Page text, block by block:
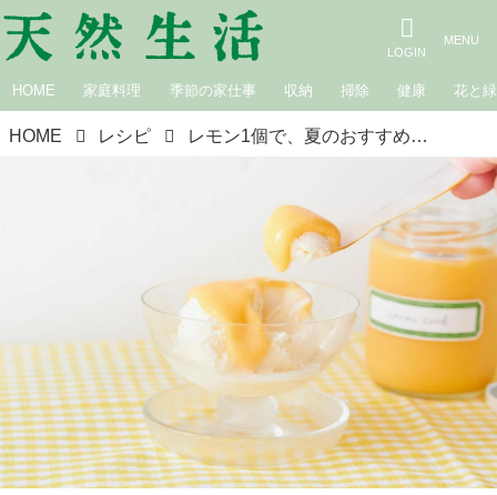
HOME 家庭料理 季節の家仕事 収納 掃除 健康 花と緑
HOME レシピ レモン1個で、夏のおすすめ「レモンカード」のつくり方。ワンボウル“15分”で完成！のお手軽レシピ｜手づくりお菓子の店・甘堂ふわ作のやさしいおやつ